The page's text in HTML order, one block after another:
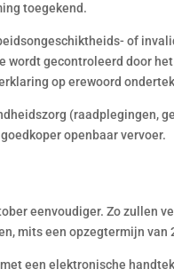
toegekend.
of
wordt gecontroleerd door
op erewoord
(raadplegingen,
openbaar vervoer.
eenvoudiger. Zo zullen
mits een opzegtermijn van
een elektronische